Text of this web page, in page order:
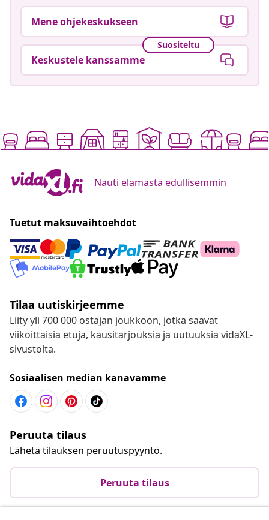
Mene ohjekeskukseen
Suositeltu
Keskustele kanssamme
Nauti elämästä edullisemmin
Tuetut maksuvaihtoehdot
Tilaa uutiskirjeemme
Liity yli 700 000 ostajan joukkoon, jotka saavat
viikoittaisia etuja, kausitarjouksia ja uutuuksia vidaXL-
sivustolta.
Sosiaalisen median kanavamme
Peruuta tilaus
Lähetä tilauksen peruutuspyyntö.
Peruuta tilaus